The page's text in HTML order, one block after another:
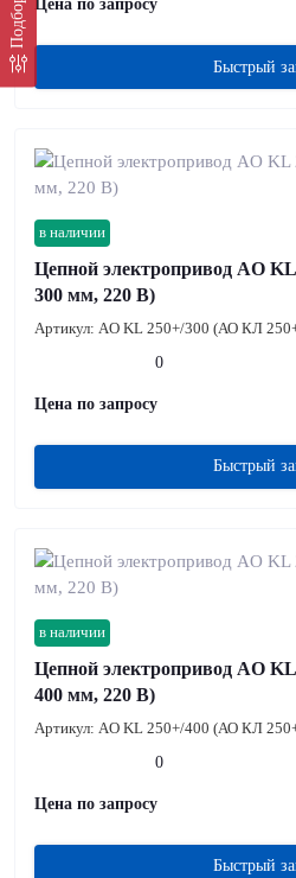
Цена по запросу
Быстрый
в наличии
Цепной электропривод AO KL
300 мм, 220 В)
Артикул: AO KL 250+/300 (АО КЛ
0
Цена по запросу
Быстрый
в наличии
Цепной электропривод AO KL
400 мм, 220 В)
Артикул: AO KL 250+/400 (АО КЛ
0
Цена по запросу
Быстрый